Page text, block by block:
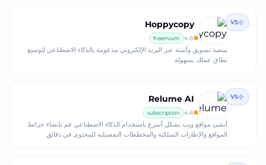
Hoppycopy
4.6
freemium
منصة تسويق وأتمتة عبر البريد الإلكتروني مدعومة بالذكاء الاصطناعي لتوسيع
نطاق عملك بسهولة.
VS
Relume AI
4.6
subscription
أنشئ مواقع ويب بشكل أسرع باستخدام الذكاء الاصطناعي. قم بإنشاء خرائط
المواقع والإطارات السلكية والمخططات التفصيلية للمحتوى في دقائق.
VS